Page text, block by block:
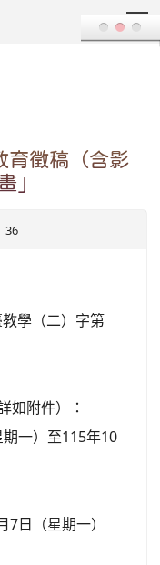
育徵稿（含影
」
36
學（二）字第
如附件）：
一）至115年10
日（星期一）